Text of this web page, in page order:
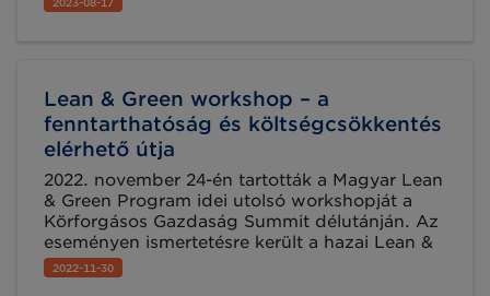
Ismeretátadás, a tapasztalatok megosztása és
virtuálisan is be lehet kapcsolódni, ráadásul
egy kedvezményes kód segítségével most
féláron!
Lean & Green workshop – a
fenntarthatóság és költségcsökkentés
elérhető útja
2022. november 24-én tartották a Magyar Lean
& Green Program idei utolsó workshopját a
Körforgásos Gazdaság Summit délutánján. Az
eseményen ismertetésre került a hazai Lean &
Green Program, és konkrét gyakorlati tippeket
kaphattak az érdeklődők arra vonatkozóan,
2022-11-30